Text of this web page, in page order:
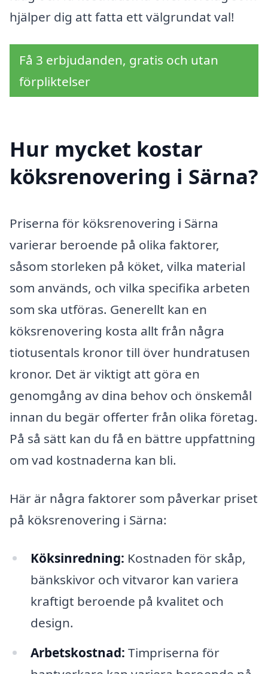
hjälper dig att fatta ett välgrundat val!
Få 3 erbjudanden, gratis och utan
förpliktelser
Hur mycket kostar
köksrenovering i Särna?
Priserna för köksrenovering i Särna
varierar beroende på olika faktorer,
såsom storleken på köket, vilka material
som används, och vilka specifika arbeten
som ska utföras. Generellt kan en
köksrenovering kosta allt från några
tiotusentals kronor till över hundratusen
kronor. Det är viktigt att göra en
genomgång av dina behov och önskemål
innan du begär offerter från olika företag.
På så sätt kan du få en bättre uppfattning
om vad kostnaderna kan bli.
Här är några faktorer som påverkar priset
på köksrenovering i Särna:
Köksinredning: Kostnaden för skåp,
bänkskivor och vitvaror kan variera
kraftigt beroende på kvalitet och
design.
Arbetskostnad: Timpriserna för